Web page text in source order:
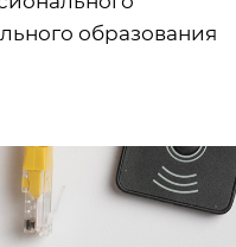
образования